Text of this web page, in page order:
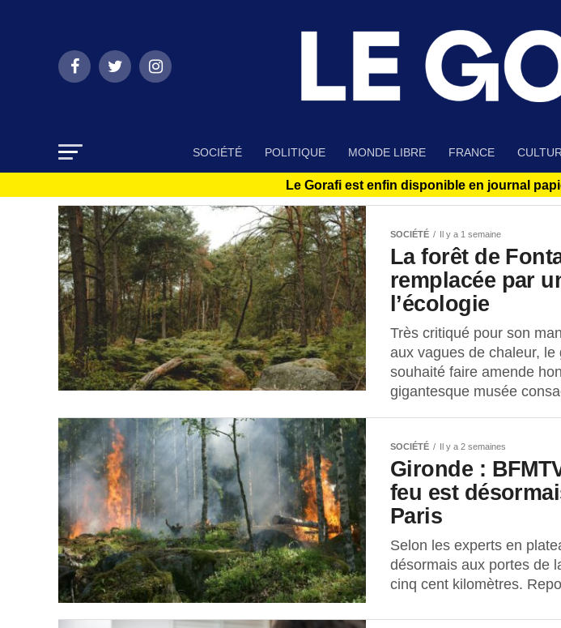
SOCIÉTÉ POLITIQUE MONDE LIBRE FRANCE
Le Gorafi est enfin disponible en journal
SOCIÉTÉ Il y a 1 semaine
La forêt de
remplacée par
l’écologie
Très critiqué pour son
aux vagues de chaleur, le
souhaité faire amende
gigantesque musée
SOCIÉTÉ Il y a 2 semaines
Gironde :
feu est
Paris
Selon les experts en
désormais aux portes de
cinq cent kilomètres.